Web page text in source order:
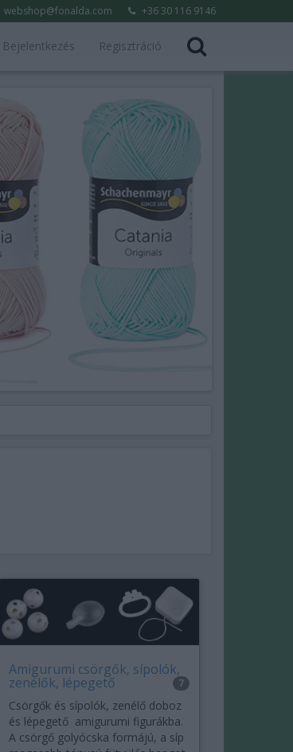
+36 30 116 9146
webshop@fonalda.com
Bejelentkezés Regisztráció
Amigurumi csörgők, sípolók,
zenélők, lépegető 7
Csörgők és sípolók, zenélő doboz
és lépegető amigurumi figurákba.
A csörgő golyócska formájú, a síp